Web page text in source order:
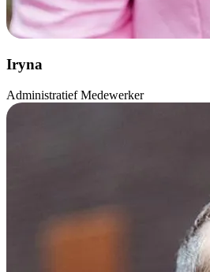
Iryna
Administratief Medewerker